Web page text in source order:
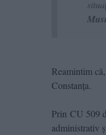
Reamintim
Constanța.
Prin CU 509
administrativ